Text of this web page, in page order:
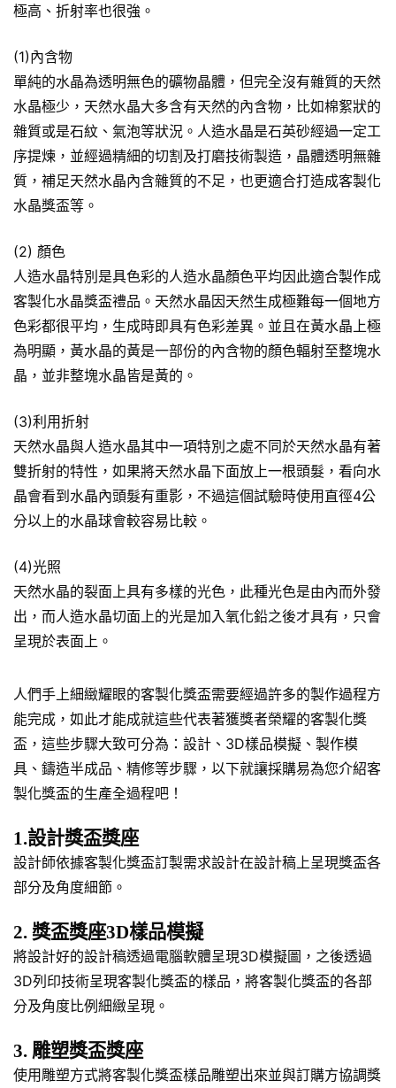
極高、折射率也很強。
(1)內含物
單純的水晶為透明無色的礦物晶體，但完全沒有雜質的天然
水晶極少，天然水晶大多含有天然的內含物，比如棉絮狀的
雜質或是石紋、氣泡等狀況。人造水晶是石英砂經過一定工
序提煉，並經過精細的切割及打磨技術製造，晶體透明無雜
質，補足天然水晶內含雜質的不足，也更適合打造成客製化
水晶獎盃等。
(2) 顏色
人造水晶特別是具色彩的人造水晶顏色平均因此適合製作成
客製化水晶獎盃禮品。天然水晶因天然生成極難每一個地方
色彩都很平均，生成時即具有色彩差異。並且在黃水晶上極
為明顯，黃水晶的黃是一部份的內含物的顏色輻射至整塊水
晶，並非整塊水晶皆是黃的。
(3)利用折射
天然水晶與人造水晶其中一項特別之處不同於天然水晶有著
雙折射的特性，如果將天然水晶下面放上一根頭髮，看向水
晶會看到水晶內頭髮有重影，不過這個試驗時使用直徑4公
分以上的水晶球會較容易比較。
(4)光照
天然水晶的裂面上具有多樣的光色，此種光色是由內而外發
出，而人造水晶切面上的光是加入氧化鉛之後才具有，只會
呈現於表面上。
人們手上細緻耀眼的客製化獎盃需要經過許多的製作過程方
能完成，如此才能成就這些代表著獲獎者榮耀的客製化獎
盃，這些步驟大致可分為：設計、3D樣品模擬、製作模
具、鑄造半成品、精修等步驟，以下就讓採購易為您介紹客
製化獎盃的生產全過程吧！
1.設計獎盃獎座
設計師依據客製化獎盃訂製需求設計在設計稿上呈現獎盃各
部分及角度細節。
2. 獎盃獎座3D樣品模擬
將設計好的設計稿透過電腦軟體呈現3D模擬圖，之後透過
3D列印技術呈現客製化獎盃的樣品，將客製化獎盃的各部
分及角度比例細緻呈現。
3. 雕塑獎盃獎座
使用雕塑方式將客製化獎盃樣品雕塑出來並與訂購方協調獎